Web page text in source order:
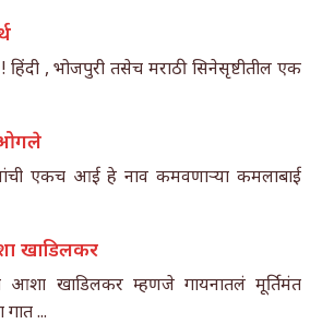
, भोजपुरी तसेच मराठी सिनेसृष्टीतील एक
एकच आई हे नाव कमवणार्‍या कमलाबाई
खाडिलकर
आशा खाडिलकर म्हणजे गायनातलं मूर्तिमंत
गात ...